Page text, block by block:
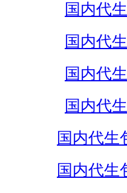
国内代
国内代
国内代
国内代
国内代生
国内代生